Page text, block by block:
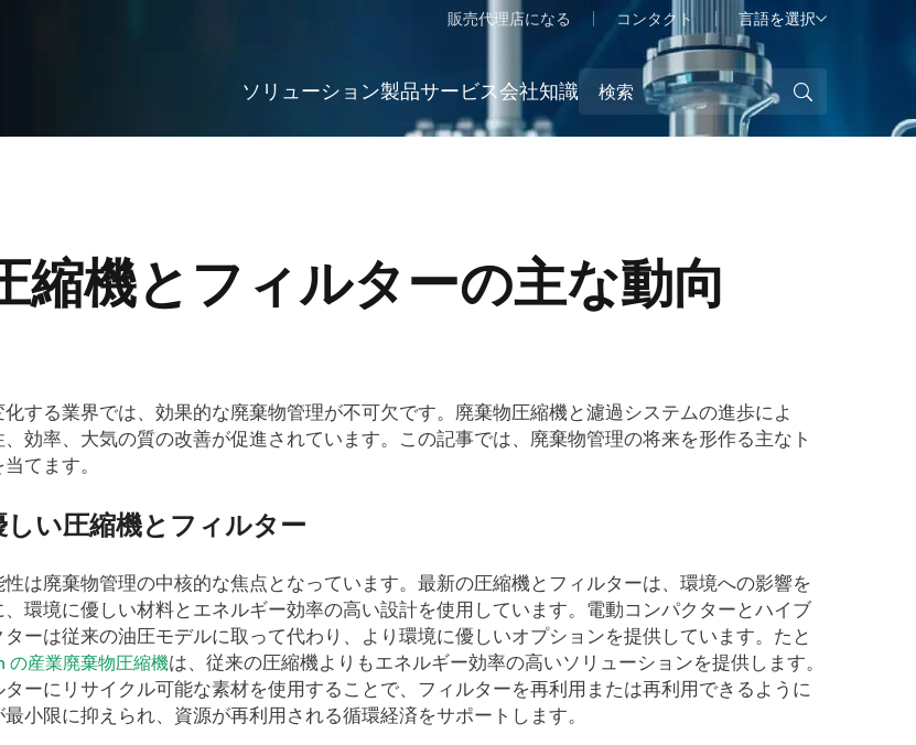
販売代理店になる コンタクト 言語を選択
ソリューション製品サービス会社知識
縮機とフィルターの主な動向
する業界では、効果的な廃棄物管理が不可欠です。廃棄物圧縮機と濾過システムの進歩によ
、効率、大気の質の改善が促進されています。この記事では、廃棄物管理の将来を形作る主なト
てます。
しい圧縮機とフィルター
は廃棄物管理の中核的な焦点となっています。最新の圧縮機とフィルターは、環境への影響を
環境に優しい材料とエネルギー効率の高い設計を使用しています。電動コンパクターとハイブ
ターは従来の油圧モデルに取って代わり、より環境に優しいオプションを提供しています。たと
の産業廃棄物圧縮機は、従来の圧縮機よりもエネルギー効率の高いソリューションを提供します。
ターにリサイクル可能な素材を使用することで、フィルターを再利用または再利用できるように
小限に抑えられ、資源が再利用される循環経済をサポートします。